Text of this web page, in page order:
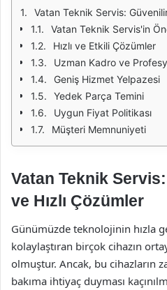
Vatan Teknik Servis:
Vatan Teknik Servis'in
Hızlı ve Etkili Çözümler
Uzman Kadro ve
Geniş Hizmet Yelpazesi
Yedek Parça Temini
Uygun Fiyat Politikası
Müşteri Memnuniyeti
Vatan Teknik
ve Hızlı Çözümler
Günümüzde teknolojinin hızla
kolaylaştıran birçok cihazın
olmuştur. Ancak, bu cihazların
bakıma ihtiyaç duyması